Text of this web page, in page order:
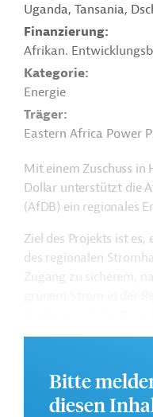
Uganda, Tansania,
Finanzierung
Afrikan.
Kategorie
Energie
Träger
Eastern Africa Power
Mit einem Zuschuss in
Dollar unterstützt die
(AfDB) ein regionales
Ziel des Projekts ist
des regionalen
Zugang zu sicherem,
Board mit IT-
erarbeitet werden.
Die Durchführung des
Bitte
diesen